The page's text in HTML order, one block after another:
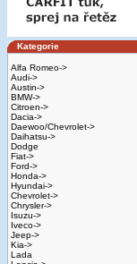
Kategorie
Alfa Romeo->
Audi->
Austin->
BMW->
Citroen->
Dacia->
Daewoo/Chevrolet->
Daihatsu->
Dodge
Fiat->
Ford->
Honda->
Hyundai->
Chevrolet->
Chrysler->
Isuzu->
Iveco->
Jeep->
Kia->
Lada